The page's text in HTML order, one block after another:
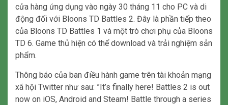
cửa hàng ứng dụng vào ngày 30 tháng 11 cho PC và di
động đối với Bloons TD Battles 2. Đây là phần tiếp theo
của Bloons TD Battles 1 và một trò chơi phụ của Bloons
TD 6. Game thủ hiện có thể download và trải nghiệm sản
phẩm.
Thông báo của ban điều hành game trên tài khoản mạng
xã hội Twitter như sau: ”It’s finally here! Battles 2 is out
now on iOS, Android and Steam! Battle through a series